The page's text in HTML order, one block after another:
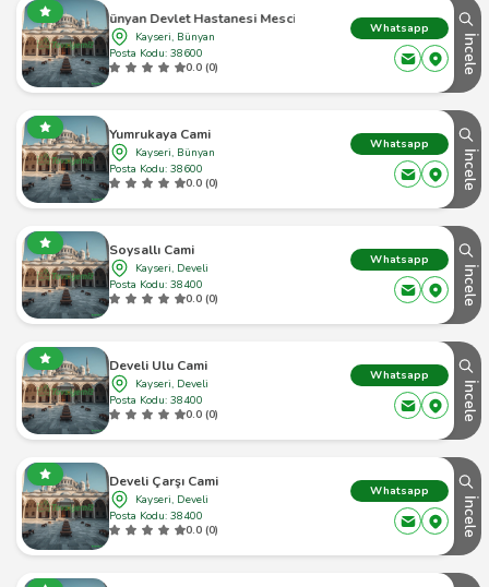
Bünyan Devlet Hastanesi Mescidi
Kayseri, Bünyan
Posta Kodu: 38600
0.0 (0)
Whatsapp
İncele
Yumrukaya Cami
Kayseri, Bünyan
Posta Kodu: 38600
0.0 (0)
Whatsapp
İncele
Soysallı Cami
Kayseri, Develi
Posta Kodu: 38400
0.0 (0)
Whatsapp
İncele
Develi Ulu Cami
Kayseri, Develi
Posta Kodu: 38400
0.0 (0)
Whatsapp
İncele
Develi Çarşı Cami
Kayseri, Develi
Posta Kodu: 38400
0.0 (0)
Whatsapp
İncele